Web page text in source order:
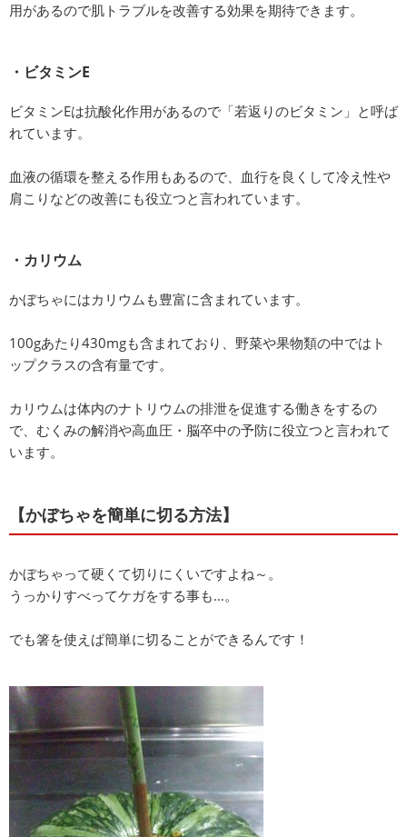
用があるので肌トラブルを改善する効果を期待できます。
・ビタミンE
ビタミンEは抗酸化作用があるので「若返りのビタミン」と呼ば
れています。
血液の循環を整える作用もあるので、血行を良くして冷え性や
肩こりなどの改善にも役立つと言われています。
・カリウム
かぼちゃにはカリウムも豊富に含まれています。
100gあたり430mgも含まれており、野菜や果物類の中ではト
ップクラスの含有量です。
カリウムは体内のナトリウムの排泄を促進する働きをするの
で、むくみの解消や高血圧・脳卒中の予防に役立つと言われて
います。
【かぼちゃを簡単に切る方法】
かぼちゃって硬くて切りにくいですよね～。
うっかりすべってケガをする事も…。
でも箸を使えば簡単に切ることができるんです！